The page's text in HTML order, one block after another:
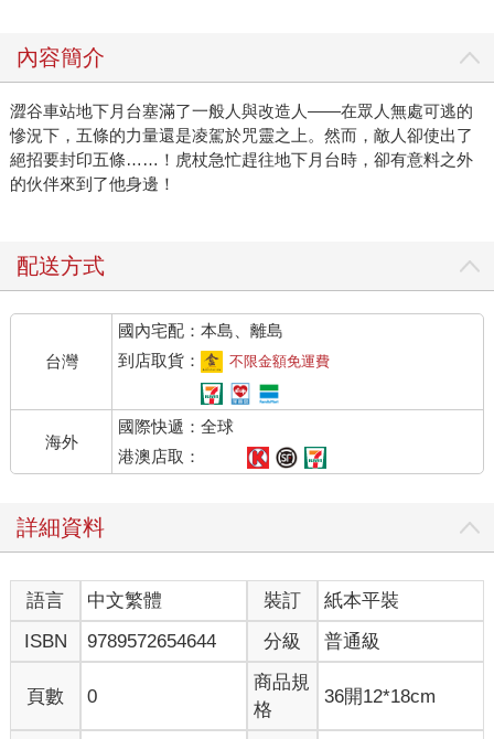
內容簡介
澀谷車站地下月台塞滿了一般人與改造人——在眾人無處可逃的
慘況下，五條的力量還是凌駕於咒靈之上。然而，敵人卻使出了
絕招要封印五條……！虎杖急忙趕往地下月台時，卻有意料之外
的伙伴來到了他身邊！
配送方式
台灣
國內宅配：本島、離島
到店取貨：
不限金額免運費
海外
國際快遞：全球
港澳店取：
詳細資料
語言 中文繁體 裝訂
紙本平裝
ISBN
9789572654644 分級 普通級
頁數 0
商品規
格
36開12*18cm